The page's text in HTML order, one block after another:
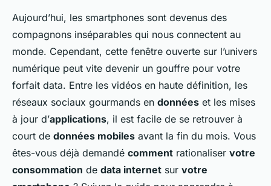
Aujourd’hui, les smartphones sont devenus des
compagnons inséparables qui nous connectent au
monde. Cependant, cette fenêtre ouverte sur l’univers
numérique peut vite devenir un gouffre pour votre
forfait data. Entre les vidéos en haute définition, les
réseaux sociaux gourmands en données et les mises
à jour d’applications, il est facile de se retrouver à
court de données mobiles avant la fin du mois. Vous
êtes-vous déjà demandé comment rationaliser votre
consommation de data internet sur votre